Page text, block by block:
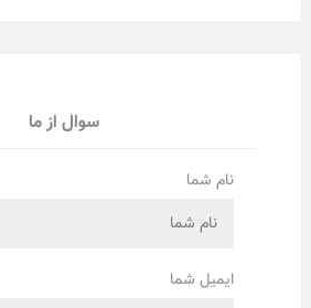
سوال از ما
نام شما
ایمیل شما